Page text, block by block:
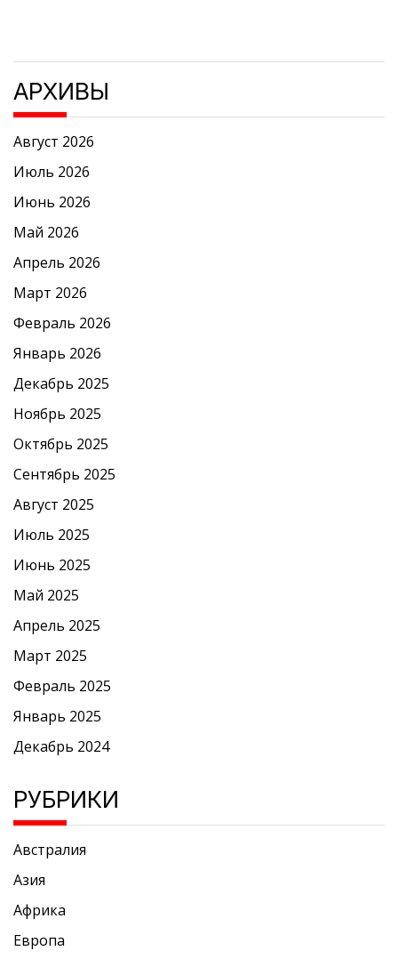
АРХИВЫ
Август 2026
Июль 2026
Июнь 2026
Май 2026
Апрель 2026
Март 2026
Февраль 2026
Январь 2026
Декабрь 2025
Ноябрь 2025
Октябрь 2025
Сентябрь 2025
Август 2025
Июль 2025
Июнь 2025
Май 2025
Апрель 2025
Март 2025
Февраль 2025
Январь 2025
Декабрь 2024
РУБРИКИ
Австралия
Азия
Африка
Европа